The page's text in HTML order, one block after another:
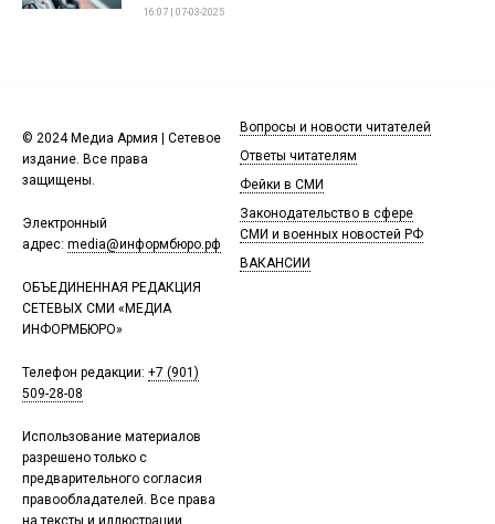
16:07 | 07-03-2025
© 2024 Медиа Армия | Сетевое
издание. Все права
защищены.
Электронный
адрес: media@информбюро.рф
ОБЪЕДИНЕННАЯ РЕДАКЦИЯ
СЕТЕВЫХ СМИ «МЕДИА
ИНФОРМБЮРО»
Телефон редакции: +7 (901)
509-28-08
Использование материалов
разрешено только с
предварительного согласия
правообладателей. Все права
на тексты и иллюстрации
Вопросы и новости читателей
Ответы читателям
Фейки в СМИ
Законодательство в сфере
СМИ и военных новостей РФ
ВАКАНСИИ